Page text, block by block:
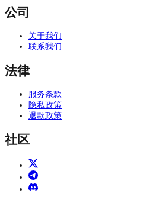
公司
关于我们
联系我们
法律
服务条款
隐私政策
退款政策
社区